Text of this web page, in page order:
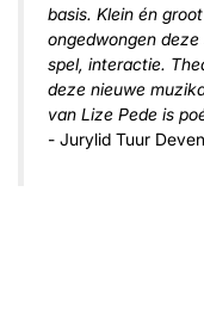
basis. Klein én
ongedwongen
spel, interactie.
deze nieuwe
van Lize Pede is
- Jurylid Tuur